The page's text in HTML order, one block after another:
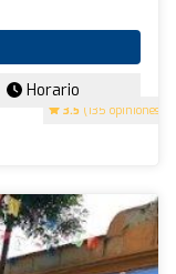
3.5 (135 opiniones)
Horario